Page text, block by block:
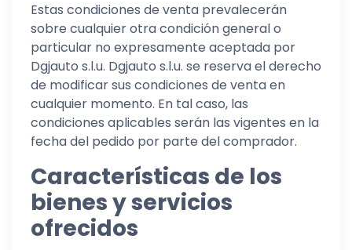
Estas condiciones de venta prevalecerán
sobre cualquier otra condición general o
particular no expresamente aceptada por
Dgjauto s.l.u. Dgjauto s.l.u. se reserva el derecho
de modificar sus condiciones de venta en
cualquier momento. En tal caso, las
condiciones aplicables serán las vigentes en la
fecha del pedido por parte del comprador.
Características de los
bienes y servicios
ofrecidos